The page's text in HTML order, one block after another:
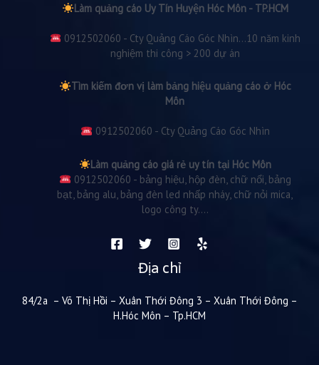
Làm quảng cáo Uy Tín Huyện Hóc Môn - TP.HCM
0912502060 - Cty Quảng Cáo Góc Nhìn...10 năm kinh
nghiệm thi công > 200 dự án
Tìm kiếm đơn vị làm bảng hiệu quảng cáo ở Hóc
Môn
0912502060 - Cty Quảng Cáo Góc Nhìn
Làm quảng cáo giá rẻ uy tín tại Hóc Môn
0912502060 - bảng hiệu, hộp đèn, chữ nổi, bảng
bạt, bảng alu, bảng đèn led nhấp nháy, chữ nỏi mica,
logo công ty....
Địa chỉ
84/2a – Võ Thị Hồi – Xuân Thới Đông 3 – Xuân Thới Đông –
H.Hóc Môn – Tp.HCM